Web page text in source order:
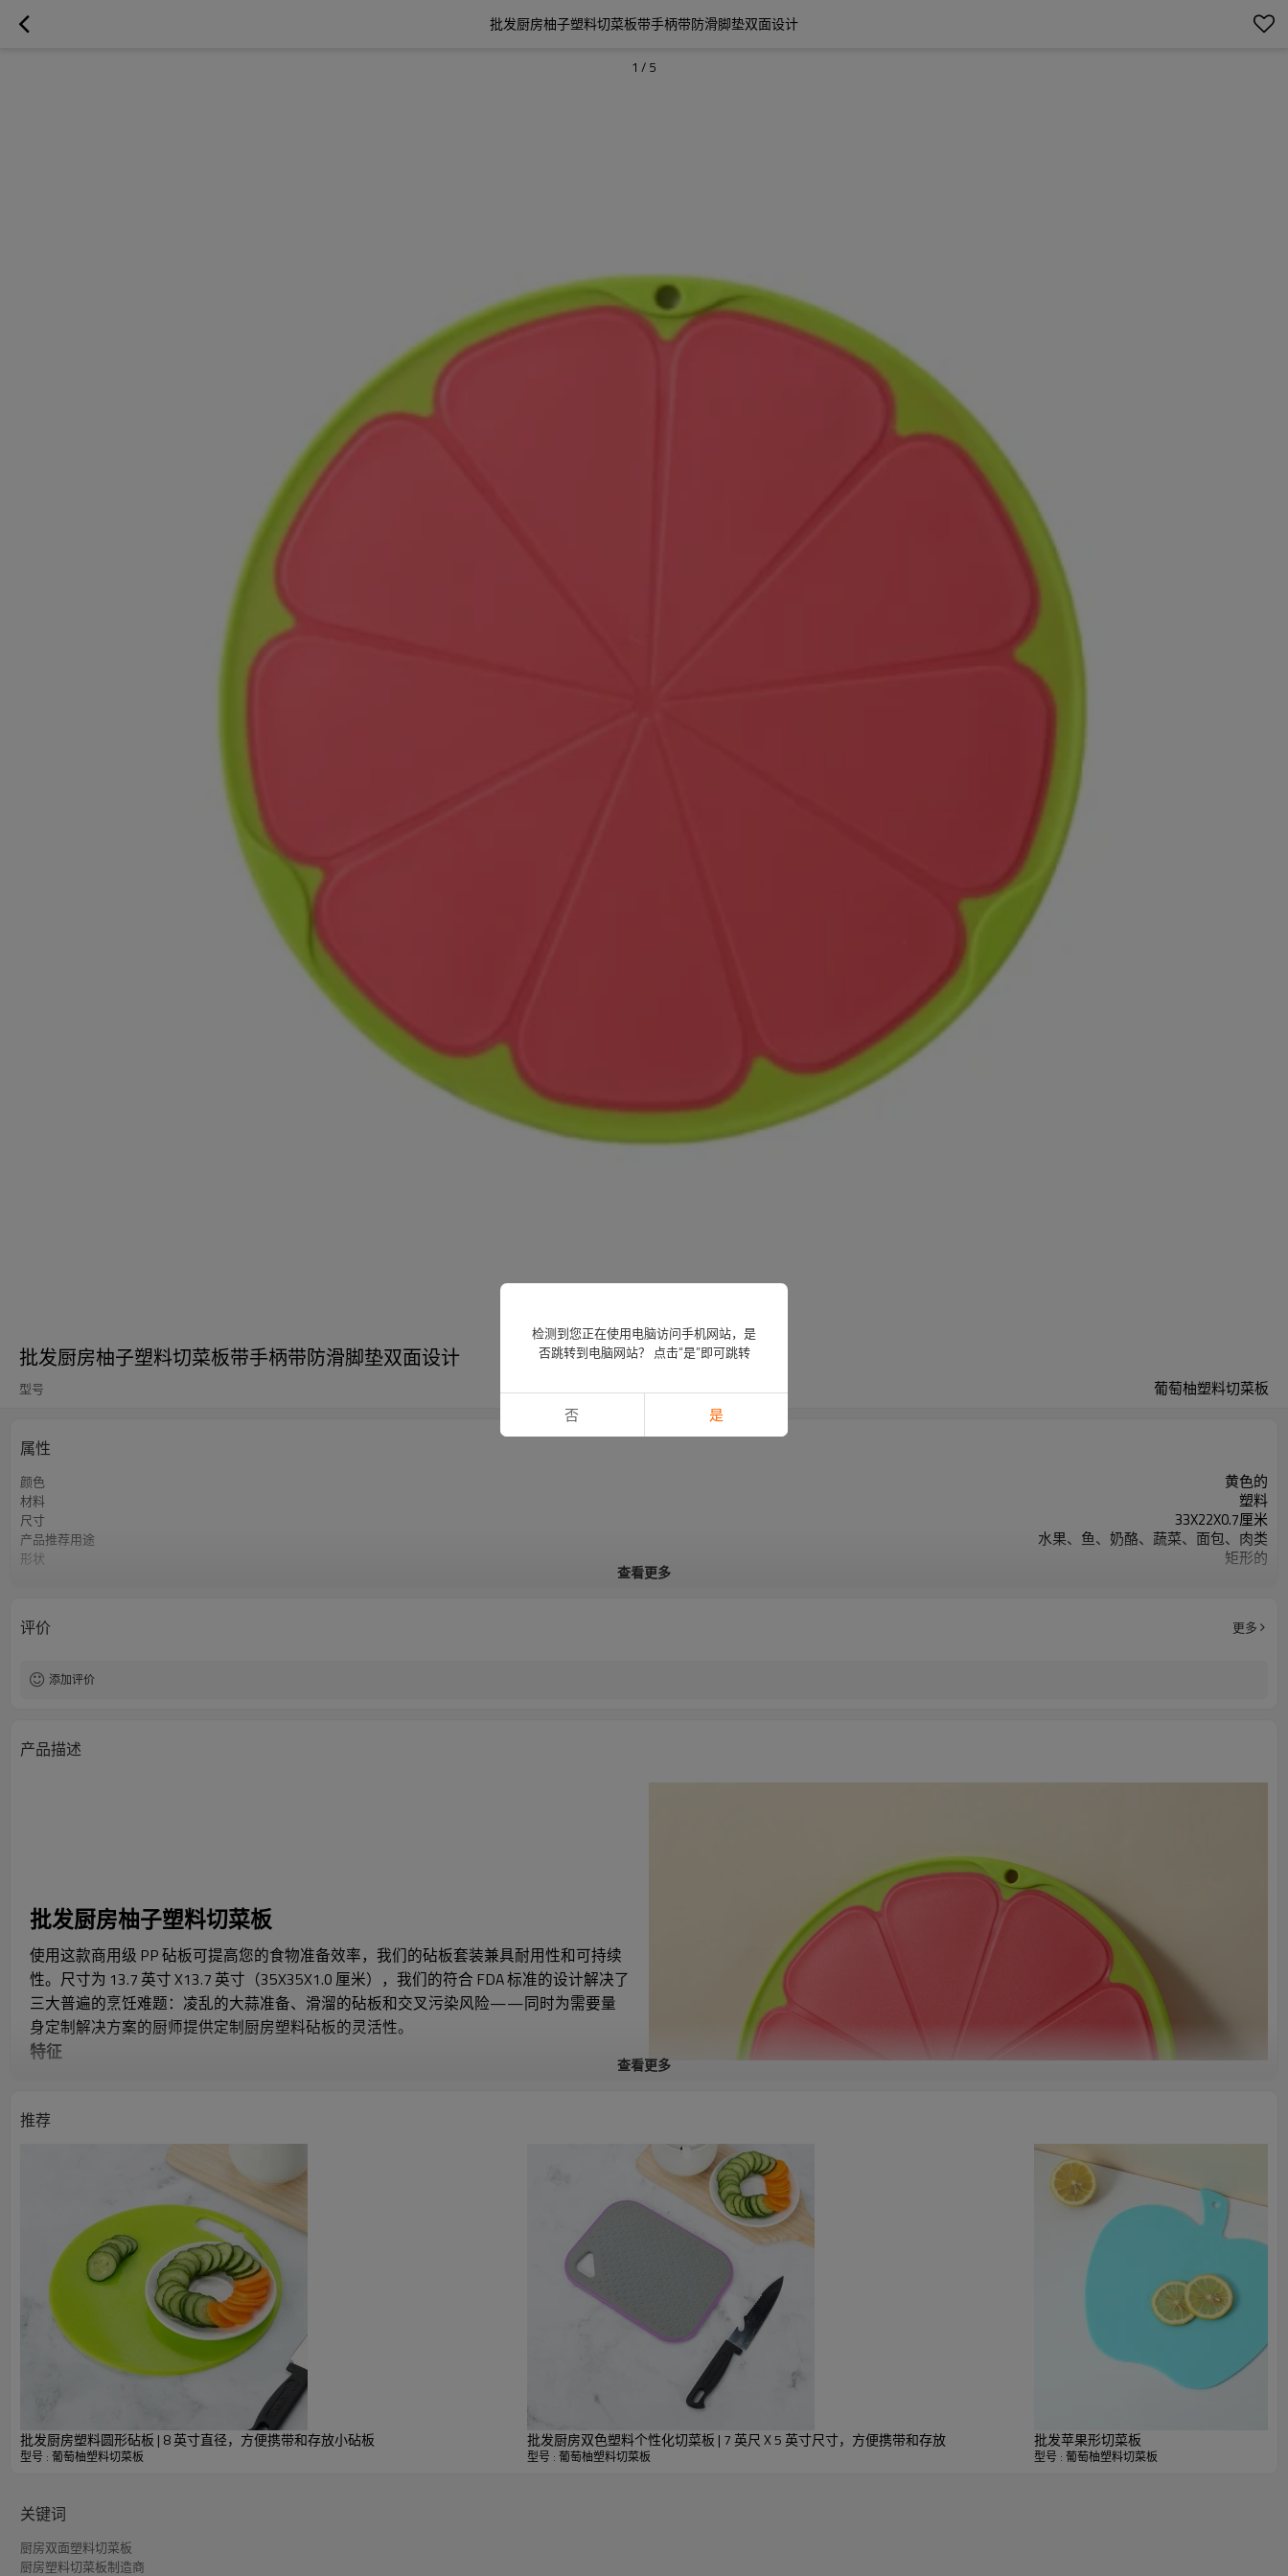
批发厨房柚子塑料切菜板带手柄带防滑脚垫双面设计
1 / 5
批发厨房柚子塑料切菜板带手柄带防滑脚垫双面设计
型号 葡萄柚塑料切菜板
属性
颜色 黄色的
材料 塑料
尺寸 33X22X0.7厘米
产品推荐用途 水果、鱼、奶酪、蔬菜、面包、肉类
形状 矩形的
查看更多
评价 更多
添加评价
产品描述
批发厨房柚子塑料切菜板
使用这款商用级 PP 砧板可提高您的食物准备效率，我们的砧板套装兼具耐用性和可持续
性。尺寸为 13.7 英寸 X13.7 英寸（35X35X1.0 厘米），我们的符合 FDA 标准的设计解决了
三大普遍的烹饪难题：凌乱的大蒜准备、滑溜的砧板和交叉污染风险——同时为需要量
身定制解决方案的厨师提供定制厨房塑料砧板的灵活性。
特征
防滑设计：
防滑边缘确保使用过程中的稳定性，提供安全可靠的切割体验。
作为定制厨房双面塑料切菜板，它提供两个可用表面，非常适合处理不同类型的食物而不
会发生交叉污染。
可定制选项：
我们专门根据您的特定需求定制厨房塑料切菜板，确保完美适合您的厨房。
厨房柚子塑料切菜板技术规格
查看更多
推荐
批发厨房塑料圆形砧板 | 8 英寸直径，方便携带和存放小砧板
型号 : 葡萄柚塑料切菜板
批发厨房双色塑料个性化切菜板 | 7 英尺 X 5 英寸尺寸，方便携带和存放
型号 : 葡萄柚塑料切菜板
批发苹果形切菜板
型号 : 葡萄柚塑料切菜板
关键词
厨房双面塑料切菜板
厨房塑料切菜板制造商
检测到您正在使用电脑访问手机网站，是
否跳转到电脑网站？ 点击“是”即可跳转
否 是